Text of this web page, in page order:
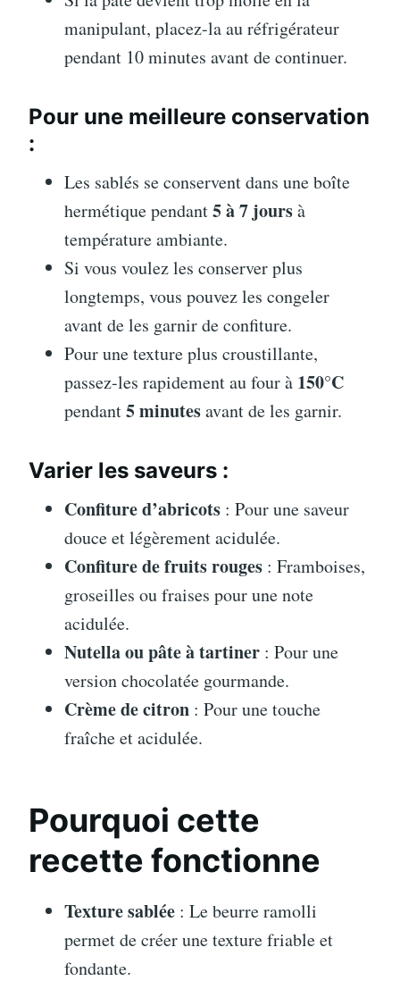
manipulant, placez-la au réfrigérateur
pendant 10 minutes avant de continuer.
Pour une meilleure conservation
:
Les sablés se conservent dans une boîte
hermétique pendant5 à 7 joursà
température ambiante.
Si vous voulez les conserver plus
longtemps, vous pouvez les congeler
avant de les garnir de confiture.
Pour une texture plus croustillante,
passez-les rapidement au four à 150°C
pendant5 minutesavant de les garnir.
Varier les saveurs :
Confiture d’abricots : Pour une saveur
douce et légèrement acidulée.
Confiture de fruits rouges : Framboises,
groseilles ou fraises pour une note
acidulée.
Nutella ou pâte à tartiner : Pour une
version chocolatée gourmande.
Crème de citron : Pour une touche
fraîche et acidulée.
Pourquoi cette
recette fonctionne
Texture sablée : Le beurre ramolli
permet de créer une texture friable et
fondante.